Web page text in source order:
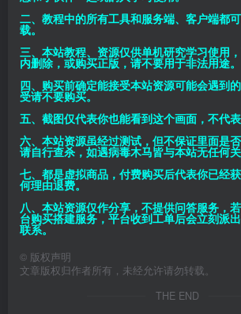
二、教程中的所有工具和服务端、客户端都
载。
三、本站教程、资源仅供单机研究学习使用
内删除，或购买正版，请不要用于非法用途。
四、购买前确定能接受本站资源可能会遇到
受请不要购买。
五、截图仅代表你也能看到这个画面，不代表
六、本站资源虽经过测试，但不保证里面是
请自行查杀，如遇病毒木马皆与本站无任何
七、都是虚拟商品，付费购买后代表你已经
何理由退费。
八、本站资源仅作分享，不提供问答服务，
台购买搭建服务，平台收到工单后会立刻派
联系。
© 版权声明
文章版权归作者所有，未经允许请勿转载。
THE END